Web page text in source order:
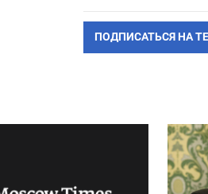
ПОДПИСАТЬСЯ НА